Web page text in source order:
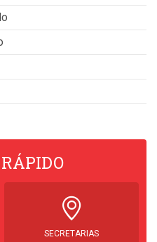
RÁPIDO
SECRETARIAS